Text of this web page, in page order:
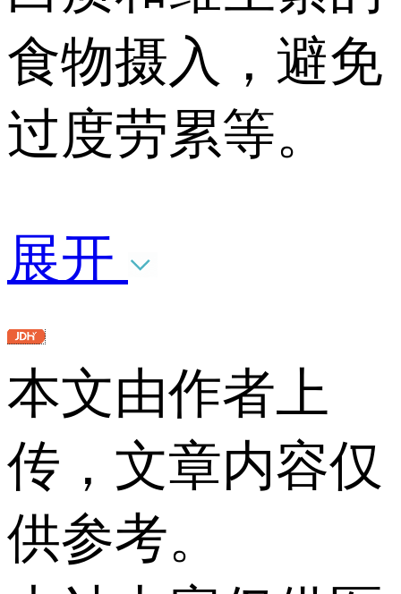
食物摄入，避免
过度劳累等。
展开
本文由作者上
传，文章内容仅
供参考。